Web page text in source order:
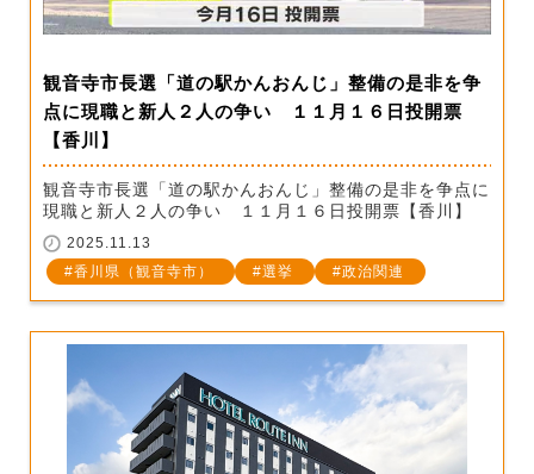
観音寺市長選「道の駅かんおんじ」整備の是非を争
点に現職と新人２人の争い １１月１６日投開票
【香川】
観音寺市長選「道の駅かんおんじ」整備の是非を争点に
現職と新人２人の争い １１月１６日投開票【香川】
2025.11.13
香川県（観音寺市）
選挙 政治関連